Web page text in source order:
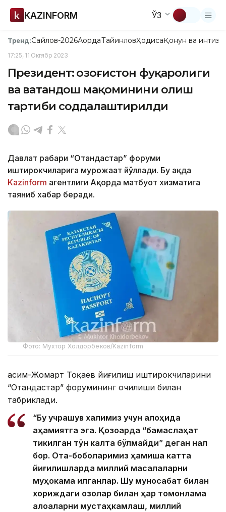
KAZINFORM ЎЗ
Тренд:Сайлов-2026АқордаТайинловҲодисаҚонун ва
17:25, 11 Октябр 2023
Президент: Қозоғистон фуқаролиги
ва ватандош мақоминини олиш
тартиби соддалаштирилди
Давлат раҳбари “Отандастар” форуми
иштирокчиларига мурожаат йўллади. Бу ҳақда
Kazinform агентлиги Ақорда матбуот хизматига
таяниб хабар беради.
Фото: Мухтор Холдорбеков/Kazinform
Қасим-Жомарт Тоқаев йиғилиш иштирокчиларини
“Отандастар” форумининг очилиши билан
табриклади.
“Бу учрашув халқимиз учун алоҳида
аҳамиятга эга. Қозоқарда “бамаслаҳат
тикилган тўн калта бўлмайди” деган нақл
бор. Ота-боболаримиз ҳамиша катта
йиғилишларда миллий масалаларни
муҳокама қилганлар. Шу муносабат билан
хориждаги қозоқлар билан ҳар томонлама
алоқаларни мустаҳкамлаш, миллий